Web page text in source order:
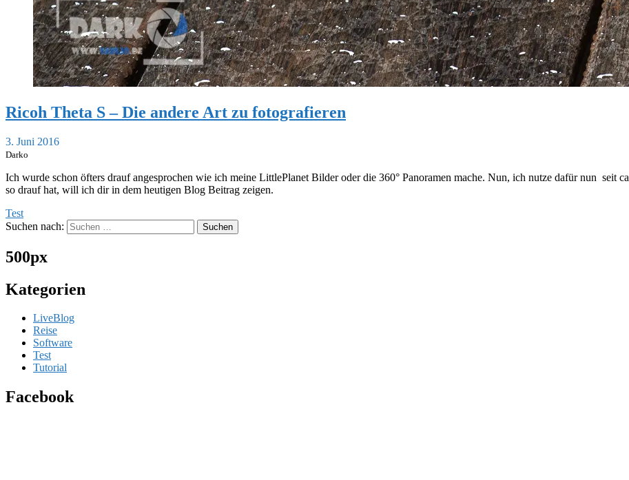
Ricoh Theta S – Die andere Art zu fotografieren
3. Juni 2016
Darko
Ich wurde schon öfters drauf angesprochen wie ich meine LittlePlanet Bilder oder die 360° Panoramen mache. Nun, ich nutze dafür nun
so drauf hat, will ich dir in dem heutigen Blog Beitrag zeigen.
Test
Suchen nach:
500px
Kategorien
LiveBlog
Reise
Software
Test
Tutorial
Facebook